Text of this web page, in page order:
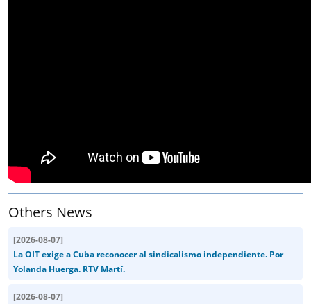
Others News
[2026-08-07]
La OIT exige a Cuba reconocer al sindicalismo independiente. Por
Yolanda Huerga. RTV Martí.
[2026-08-07]